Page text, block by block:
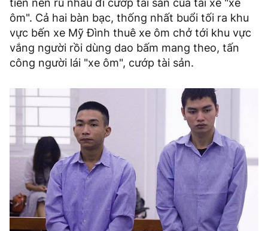
tiền nên rủ nhau đi cướp tài sản của tài xế "xe
ôm". Cả hai bàn bạc, thống nhất buổi tối ra khu
vực bến xe Mỹ Đình thuê xe ôm chở tới khu vực
vắng người rồi dùng dao bấm mang theo, tấn
công người lái "xe ôm", cướp tài sản.